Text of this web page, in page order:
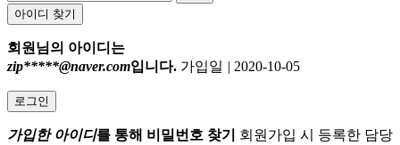
아이디 찾기
회원님의 아이디는
zip*****@naver.com입니다. 가입일 | 2020-10-05
로그인
가입한 아이디를 통해 비밀번호 찾기
회원가입 시 등록한 담당